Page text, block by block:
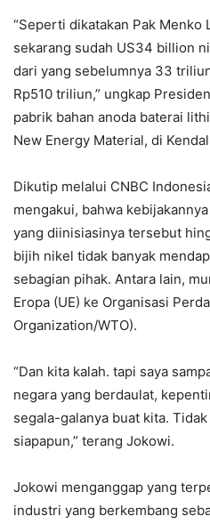
“Seperti dikatakan Pak Menko
sekarang sudah US34 billion
dari yang sebelumnya 33
Rp510 triliun,” ungkap
pabrik bahan anoda baterai
New Energy Material, di
Dikutip melalui CNBC
mengakui, bahwa
yang diinisiasinya tersebut
bijih nikel tidak banyak
sebagian pihak. Antara lain,
Eropa (UE) ke Organisasi
Organization/WTO).
“Dan kita kalah. tapi saya
negara yang berdaulat,
segala-galanya buat kita.
siapapun,” terang Jokowi.
Jokowi menganggap yang
industri yang berkembang